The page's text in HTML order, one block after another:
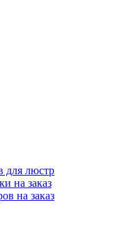
для люстр
на заказ
на заказ